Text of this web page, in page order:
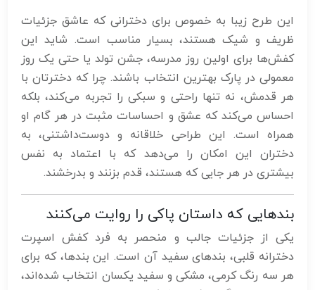
این طرح زیبا به خصوص برای دخترانی که عاشق جزئیات
ظریف و شیک هستند، بسیار مناسب است. شاید این
کفش‌ها برای اولین روز مدرسه، جشن تولد یا حتی یک روز
معمولی در پارک بهترین انتخاب باشند. چرا که دخترتان با
هر قدمش، نه تنها راحتی و سبکی را تجربه می‌کند، بلکه
احساس می‌کند که عشق و احساسات مثبت در هر گام او
همراه است. این طراحی خلاقانه و دوست‌داشتنی، به
دختران این امکان را می‌دهد که با اعتماد به نفس
بیشتری در هر جایی که هستند، قدم بزنند و بدرخشند.
بندهایی که داستان پاکی را روایت می‌کنند
یکی از جزئیات جالب و منحصر به فرد کفش اسپرت
دخترانه قلبی، بندهای سفید آن است. این بندها، که برای
هر سه رنگ کرمی، مشکی و سفید یکسان انتخاب شده‌اند،